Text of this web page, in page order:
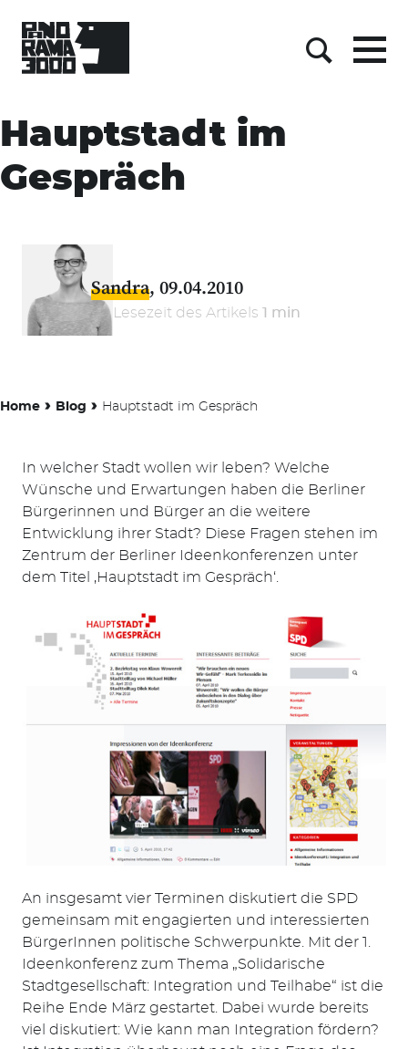
content
Menu
Hauptstadt im
Gespräch
Sandra 09.04.2010
Lesezeit des Artikels 1 min
Home › Blog › Hauptstadt im Gespräch
In welcher Stadt wollen wir leben? Welche
Wünsche und Erwartungen haben die Berliner
Bürgerinnen und Bürger an die weitere
Entwicklung ihrer Stadt? Diese Fragen stehen im
Zentrum der Berliner Ideenkonferenzen unter
dem Titel ‚Hauptstadt im Gespräch‘.
An insgesamt vier Terminen diskutiert die SPD
gemeinsam mit engagierten und interessierten
BürgerInnen politische Schwerpunkte. Mit der 1.
Ideenkonferenz zum Thema „Solidarische
Stadtgesellschaft: Integration und Teilhabe“ ist die
Reihe Ende März gestartet. Dabei wurde bereits
viel diskutiert: Wie kann man Integration fördern?